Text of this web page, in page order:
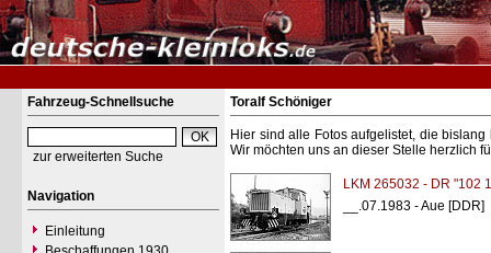
Fahrzeug-Schnellsuche
zur erweiterten Suche
Navigation
Einleitung
Toralf Schöniger
Hier sind alle Fotos aufgelistet, die
Wir möchten uns an dieser Stelle herzlich
LKM 265032 - DR "102
__.07.1983 - Aue [DDR]